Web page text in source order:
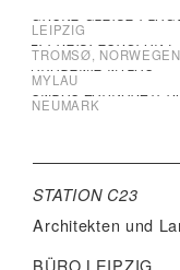
LEIPZIG
2. PREIS: EUROPAN 7
TROMSØ, NORWEGEN
AKADEMIE MYLAU
MYLAU
UMBAU
NEUMARK
STATION C23
Architekten und
BÜRO LEIPZIG